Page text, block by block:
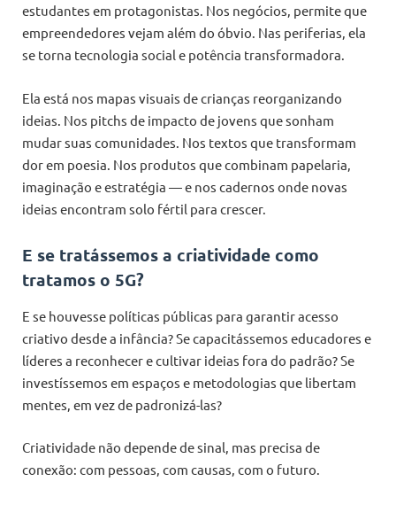
estudantes em protagonistas. Nos negócios, permite que
empreendedores vejam além do óbvio. Nas periferias, ela
se torna tecnologia social e potência transformadora.
Ela está nos mapas visuais de crianças reorganizando
ideias. Nos pitchs de impacto de jovens que sonham
mudar suas comunidades. Nos textos que transformam
dor em poesia. Nos produtos que combinam papelaria,
imaginação e estratégia — e nos cadernos onde novas
ideias encontram solo fértil para crescer.
E se tratássemos a criatividade como
tratamos o 5G?
E se houvesse políticas públicas para garantir acesso
criativo desde a infância? Se capacitássemos educadores e
líderes a reconhecer e cultivar ideias fora do padrão? Se
investíssemos em espaços e metodologias que libertam
mentes, em vez de padronizá-las?
Criatividade não depende de sinal, mas precisa de
conexão: com pessoas, com causas, com o futuro.